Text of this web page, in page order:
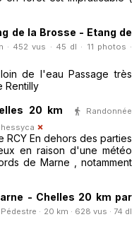
de la Brosse - Etang de
· 452 vus · 45 dl · 11 photos ·
de l'eau Passage très
Rentilly
20 km
Randonnée
En dehors des parties
en raison d'une météo
de Marne , notamment
- Chelles 20 km par
· 20 km · 628 vus · 74 dl